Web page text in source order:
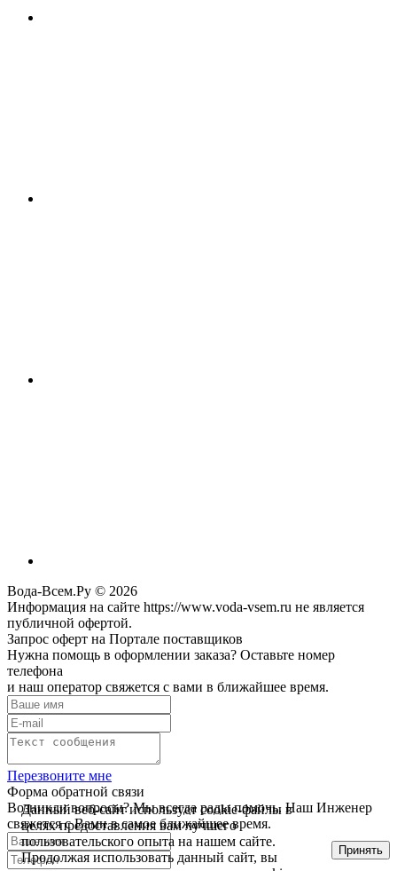
Вода-Всем.Ру © 2026
Информация на сайте https://www.voda-vsem.ru не является
публичной офертой.
Запрос оферт на Портале поставщиков
Нужна помощь в оформлении заказа? Оставьте номер
телефона
и наш оператор свяжется с вами в ближайшее время.
Перезвоните мне
Форма обратной связи
Возникли вопросы? Мы всегда рады помочь. Наш Инженер
свяжется с Вами в самое ближайшее время.
Данный веб-сайт использует cookie-файлы в
целях предоставления вам лучшего
пользовательского опыта на нашем сайте.
Продолжая использовать данный сайт, вы
Принять